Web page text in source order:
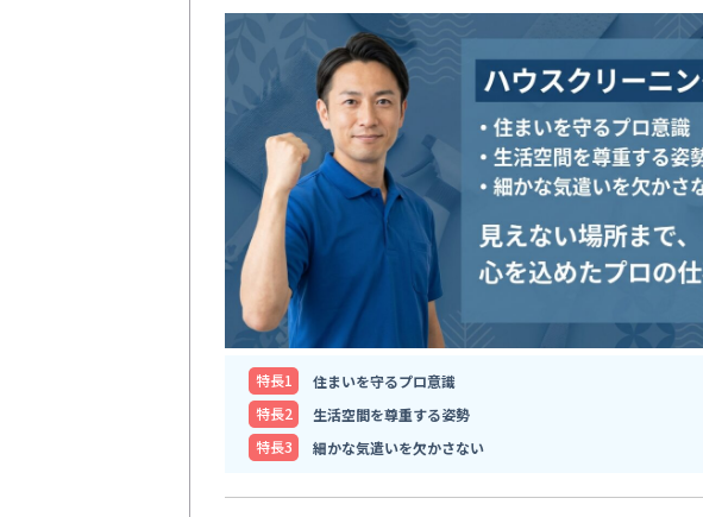
特⻑1
住まいを守るプロ意識
特⻑2
生活空間を尊重する姿勢
特⻑3
細かな気遣いを欠かさない